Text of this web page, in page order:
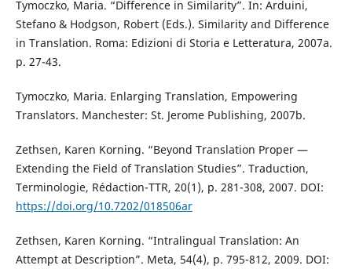
Tymoczko, Maria. “Difference in Similarity”. In: Arduini,
Stefano & Hodgson, Robert (Eds.). Similarity and Difference
in Translation. Roma: Edizioni di Storia e Letteratura, 2007a.
p. 27-43.
Tymoczko, Maria. Enlarging Translation, Empowering
Translators. Manchester: St. Jerome Publishing, 2007b.
Zethsen, Karen Korning. “Beyond Translation Proper —
Extending the Field of Translation Studies”. Traduction,
Terminologie, Rédaction-TTR, 20(1), p. 281-308, 2007. DOI:
https://doi.org/10.7202/018506ar
Zethsen, Karen Korning. “Intralingual Translation: An
Attempt at Description”. Meta, 54(4), p. 795-812, 2009. DOI: